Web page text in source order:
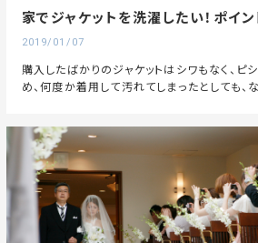
家でジャケットを洗濯したい！ポイ
2019/01/07
購入したばかりのジャケットはシワもなく、ピ
め、何度か着用して汚れてしまったとしても、